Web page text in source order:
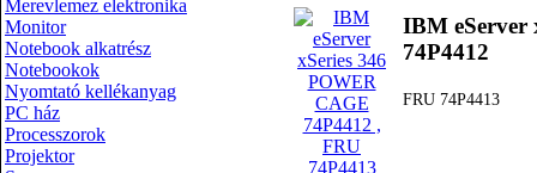
Merevlemez elektronika
Monitor
Notebook alkatrész
Notebookok
Nyomtató kellékanyag
PC ház
Processzorok
Projektor
IBM eServer
74P4412
FRU 74P4413